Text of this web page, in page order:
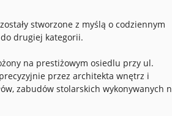
stworzone z myślą o codziennym
drugiej kategorii.
na prestiżowym osiedlu przy ul.
przez architekta wnętrz i
zabudów stolarskich wykonywanych